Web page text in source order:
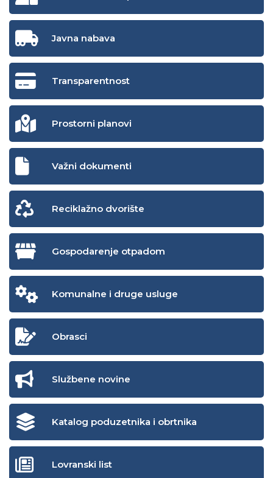
Javna nabava
Transparentnost
Prostorni planovi
Važni dokumenti
Reciklažno dvorište
Gospodarenje otpadom
Komunalne i druge usluge
Obrasci
Službene novine
Katalog poduzetnika i obrtnika
Lovranski list